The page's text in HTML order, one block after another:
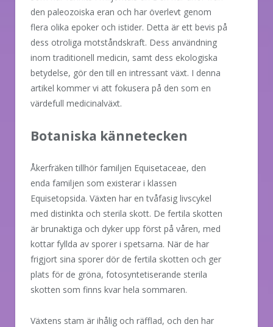
den paleozoiska eran och har överlevt genom
flera olika epoker och istider. Detta är ett bevis på
dess otroliga motståndskraft. Dess användning
inom traditionell medicin, samt dess ekologiska
betydelse, gör den till en intressant växt. I denna
artikel kommer vi att fokusera på den som en
värdefull medicinalväxt.
Botaniska kännetecken
Åkerfräken tillhör familjen Equisetaceae, den
enda familjen som existerar i klassen
Equisetopsida. Växten har en tvåfasig livscykel
med distinkta och sterila skott. De fertila skotten
är brunaktiga och dyker upp först på våren, med
kottar fyllda av sporer i spetsarna. När de har
frigjort sina sporer dör de fertila skotten och ger
plats för de gröna, fotosyntetiserande sterila
skotten som finns kvar hela sommaren.
Växtens stam är ihålig och räfflad, och den har